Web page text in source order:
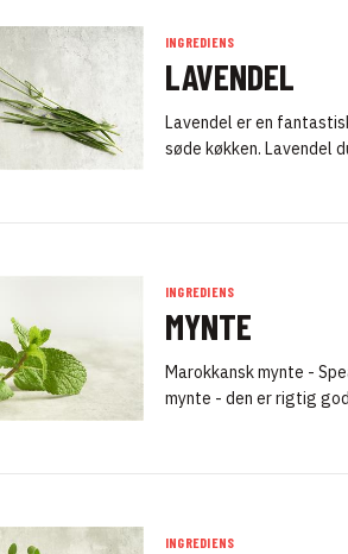
INGREDIENS
LAVENDEL
Lavendel er en
søde køkken. Lavendel
INGREDIENS
MYNTE
Marokkansk mynte -
mynte - den er rigtig
INGREDIENS